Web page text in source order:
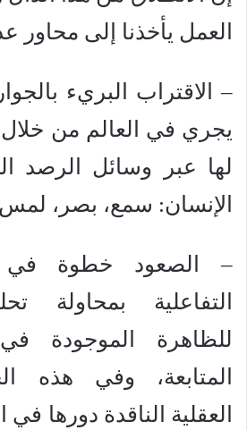
العمل يأخذنا إلى محاور
– الاقتراب البريء
يجري في العالم من خلال
لها عبر وسائل الرصد
الإنسان: سمع، بصر،
– الصعود خطوة في
التفاعلية بمحاولة
للظاهرة الموجودة
المتابعة، وفي هذه
العقلية الناقدة دورها